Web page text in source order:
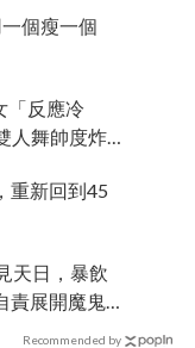
個瘦一個
「反應冷
人舞帥度炸
重新回到45
天日，暴飲
責展開魔鬼
Recommended by